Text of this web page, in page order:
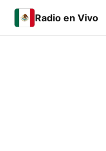
Radio en Vivo